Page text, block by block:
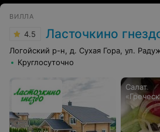
ВИЛЛА
4.5 Ласточкино
Логойский р-н, д. Сухая Гора, ул.
Круглосуточно
Салат